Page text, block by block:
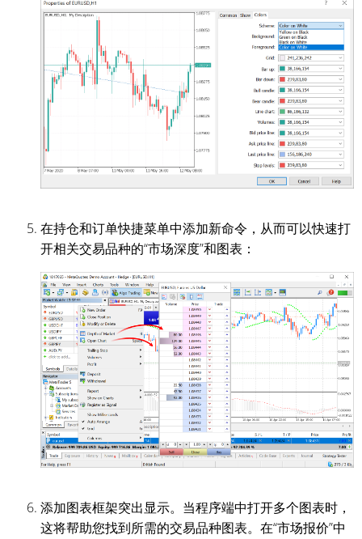
在持仓和订单快捷菜单中添加新命令，从而可以快速打
开相关交易品种的“市场深度”和图表：
添加图表框架突出显示。当程序端中打开多个图表时，
这将帮助您找到所需的交易品种图表。在“市场报价”中